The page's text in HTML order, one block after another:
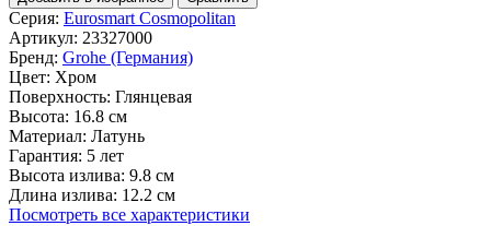
Серия: Eurosmart Cosmopolitan
Артикул: 23327000
Бренд: Grohe (Германия)
Цвет: Хром
Поверхность: Глянцевая
Высота: 16.8 см
Материал: Латунь
Гарантия: 5 лет
Высота излива: 9.8 см
Длина излива: 12.2 см
Посмотреть все характеристики